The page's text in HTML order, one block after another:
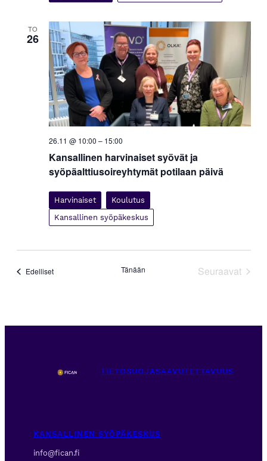
TO
26
26.11 @ 10:00 – 15:00
Kansallinen harvinaiset syövät ja
syöpäalttiusoireyhtymät potilaan päivä
Harvinaiset
Koulutus
Kansallinen syöpäkeskus
EdellisetTapahtumat Tänään
Seuraavat
TIETOSUOJASAAVUTETTAVUUS
KANSALLINEN SYÖPÄKESKUS
info@fican.fi